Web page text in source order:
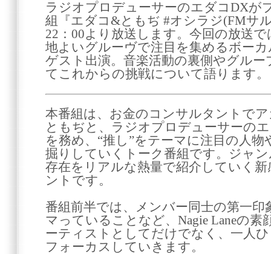
ラジオプロデューサーのエダコDXが
組『エダコ&ともぢ #オシラジ(FMサ
22：00より放送します。今回の放送
地よいグルーヴで注目を集めるボーカ
ゲスト出演。音楽活動の裏側やグル
てこれからの挑戦について語ります。
本番組は、お金のコンサルタントで
ともぢと、ラジオプロデューサーの
を務め、“推し”をテーマに注目の人
掘りしていくトーク番組です。ジャ
存在をリアルな熱量で紹介していく
ントです。
番組前半では、メンバー同士の第一印
マっていることなど、Nagie Laneの素
ーティストとしてだけでなく、一人
フォーカスしていきます。